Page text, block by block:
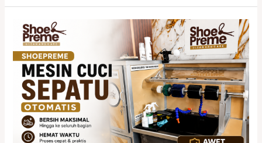
Harga
Mesin
Cuci
Sepatu
Otomatis
dan
Keunggulannya
untuk
Bisnis
Laundry